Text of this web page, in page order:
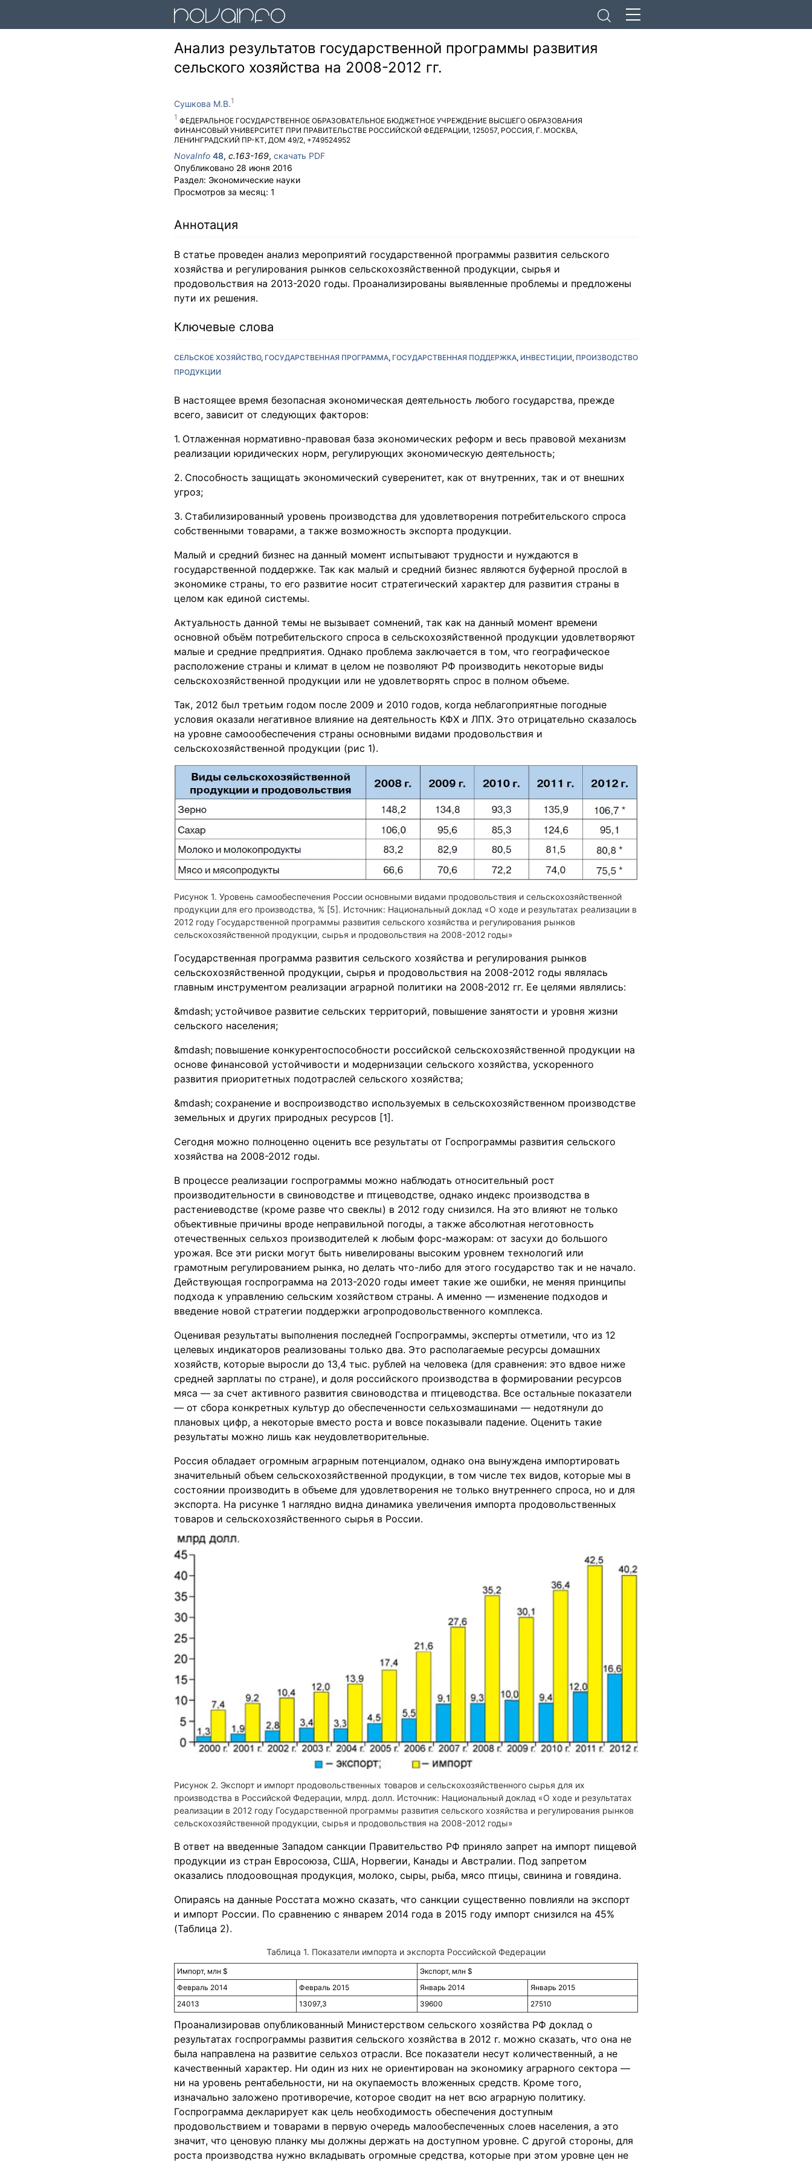
Анализ результатов государственной программы развития
сельского хозяйства на 2008-2012 гг.
Сушкова М.В.
ФЕДЕРАЛЬНОЕ ГОСУДАРСТВЕННОЕ ОБРАЗОВАТЕЛЬНОЕ БЮДЖЕТНОЕ УЧРЕЖДЕНИЕ ВЫСШЕГО ОБРАЗОВАНИЯ
ФИНАНСОВЫЙ УНИВЕРСИТЕТ ПРИ ПРАВИТЕЛЬСТВЕ РОССИЙСКОЙ ФЕДЕРАЦИИ, 125057, РОССИЯ, Г. МОСКВА,
ЛЕНИНГРАДСКИЙ ПР-КТ, ДОМ 49/2, +749524952
NovaInfo 48, с.163-169, скачать PDF
Опубликовано 28 июня 2016
Раздел: Экономические науки
Просмотров за месяц: 1
Аннотация
В статье проведен анализ мероприятий государственной программы развития сельского
хозяйства и регулирования рынков сельскохозяйственной продукции, сырья и
продовольствия на 2013-2020 годы. Проанализированы выявленные проблемы и предложены
пути их решения.
Ключевые слова
СЕЛЬСКОЕ ХОЗЯЙСТВО ГОСУДАРСТВЕННАЯ ПРОГРАММА ГОСУДАРСТВЕННАЯ ПОДДЕРЖКА ИНВЕСТИЦИИ ПРОИЗВОДСТВО
ПРОДУКЦИИ
В настоящее время безопасная экономическая деятельность любого государства, прежде
всего, зависит от следующих факторов:
Отлаженная нормативно-правовая база экономических реформ и весь правовой механизм
реализации юридических норм, регулирующих экономическую деятельность;
Способность защищать экономический суверенитет, как от внутренних, так и от внешних
угроз;
Стабилизированный уровень производства для удовлетворения потребительского спроса
собственными товарами, а также возможность экспорта продукции.
Малый и средний бизнес на данный момент испытывают трудности и нуждаются в
государственной поддержке. Так как малый и средний бизнес являются буферной прослой в
экономике страны, то его развитие носит стратегический характер для развития страны в
целом как единой системы.
Актуальность данной темы не вызывает сомнений, так как на данный момент времени
основной объём потребительского спроса в сельскохозяйственной продукции удовлетворяют
малые и средние предприятия. Однако проблема заключается в том, что географическое
расположение страны и климат в целом не позволяют РФ производить некоторые виды
сельскохозяйственной продукции или не удовлетворять спрос в полном объеме.
Так, 2012 был третьим годом после 2009 и 2010 годов, когда неблагоприятные погодные
условия оказали негативное влияние на деятельность КФХ и ЛПХ. Это отрицательно сказалось
на уровне самоообеспечения страны основными видами продовольствия и
сельскохозяйственной продукции (рис 1).
Уровень самообеспечения России основными видами продовольствия и сельскохозяйственной
продукции для его производства, % [5]. Источник: Национальный доклад «О ходе и результатах реализации в
2012 году Государственной программы развития сельского хозяйства и регулирования рынков
сельскохозяйственной продукции, сырья и продовольствия на 2008-2012 годы»
Государственная программа развития сельского хозяйства и регулирования рынков
сельскохозяйственной продукции, сырья и продовольствия на 2008-2012 годы являлась
главным инструментом реализации аграрной политики на 2008-2012 гг. Ее целями являлись:
устойчивое развитие сельских территорий, повышение занятости и уровня жизни
сельского населения;
повышение конкурентоспособности российской сельскохозяйственной продукции на
основе финансовой устойчивости и модернизации сельского хозяйства, ускоренного
развития приоритетных подотраслей сельского хозяйства;
сохранение и воспроизводство используемых в сельскохозяйственном производстве
земельных и других природных ресурсов [1].
Сегодня можно полноценно оценить все результаты от Госпрограммы развития сельского
хозяйства на 2008-2012 годы.
В процессе реализации госпрограммы можно наблюдать относительный рост
производительности в свиноводстве и птицеводстве, однако индекс производства в
растениеводстве (кроме разве что свеклы) в 2012 году снизился. На это влияют не только
объективные причины вроде неправильной погоды, а также абсолютная неготовность
отечественных сельхоз производителей к любым форс-мажорам: от засухи до большого
урожая. Все эти риски могут быть нивелированы высоким уровнем технологий или
грамотным регулированием рынка, но делать что-либо для этого государство так и не начало.
Действующая госпрограмма на 2013-2020 годы имеет такие же ошибки, не меняя принципы
подхода к управлению сельским хозяйством страны. А именно — изменение подходов и
введение новой стратегии поддержки агропродовольственного комплекса.
Оценивая результаты выполнения последней Госпрограммы, эксперты отметили, что из 12
целевых индикаторов реализованы только два. Это располагаемые ресурсы домашних
хозяйств, которые выросли до 13,4 тыс. рублей на человека (для сравнения: это вдвое ниже
средней зарплаты по стране), и доля российского производства в формировании ресурсов
мяса — за счет активного развития свиноводства и птицеводства. Все остальные показатели
— от сбора конкретных культур до обеспеченности сельхозмашинами — недотянули до
плановых цифр, а некоторые вместо роста и вовсе показывали падение. Оценить такие
результаты можно лишь как неудовлетворительные.
Россия обладает огромным аграрным потенциалом, однако она вынуждена импортировать
значительный объем сельскохозяйственной продукции, в том числе тех видов, которые мы в
состоянии производить в объеме для удовлетворения не только внутреннего спроса, но и для
экспорта. На рисунке 1 наглядно видна динамика увеличения импорта продовольственных
товаров и сельскохозяйственного сырья в России.
Экспорт и импорт продовольственных товаров и сельскохозяйственного сырья для их
производства в Российской Федерации, млрд. долл. Источник: Национальный доклад «О ходе и результатах
реализации в 2012 году Государственной программы развития сельского хозяйства и регулирования рынков
сельскохозяйственной продукции, сырья и продовольствия на 2008-2012 годы»
В ответ на введенные Западом санкции Правительство РФ приняло запрет на импорт пищевой
продукции из стран Евросоюза, США, Норвегии, Канады и Австралии. Под запретом
оказались плодоовощная продукция, молоко, сыры, рыба, мясо птицы, свинина и говядина.
Опираясь на данные Росстата можно сказать, что санкции существенно повлияли на экспорт
и импорт России. По сравнению с январем 2014 года в 2015 году импорт снизился на 45%
(Таблица 2).
Показатели импорта и экспорта Российской Федерации
Импорт, млн $
Экспорт, млн $
Февраль 2014
Февраль 2015 Январь 2014
Январь 2015
24013
13097,3 39600 27510
Проанализировав опубликованный Министерством сельского хозяйства РФ доклад о
результатах госпрограммы развития сельского хозяйства в 2012 г. можно сказать, что она не
была направлена на развитие сельхоз отрасли. Все показатели несут количественный, а не
качественный характер. Ни один из них не ориентирован на экономику аграрного сектора —
ни на уровень рентабельности, ни на окупаемость вложенных средств. Кроме того,
изначально заложено противоречие, которое сводит на нет всю аграрную политику.
Госпрограмма декларирует как цель необходимость обеспечения доступным
продовольствием и товарами в первую очередь малообеспеченных слоев населения, а это
значит, что ценовую планку мы должны держать на доступном уровне. С другой стороны, для
роста производства нужно вкладывать огромные средства, которые при этом уровне цен не